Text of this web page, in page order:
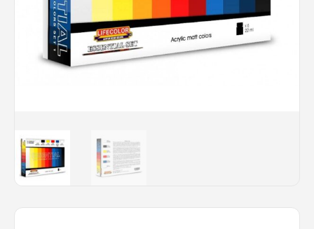
Bateaux
Figurines
Peintures
Maquette par marque
Contact